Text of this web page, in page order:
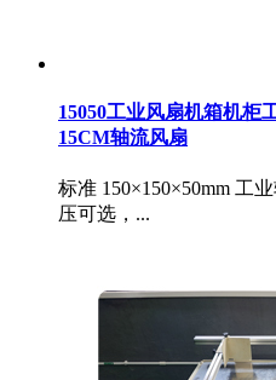
15050工业风扇机箱机柜
15CM轴流风扇
标准 150×150×50mm 工
压可选，...